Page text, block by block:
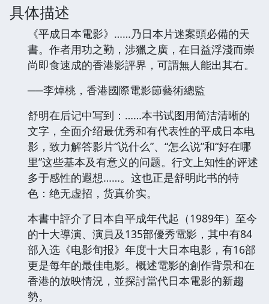
具体描述
《平成日本電影》……乃日本片迷案頭必備的天
書。作者用功之勤，涉獵之廣，在日益浮淺而崇
尚即食速成的香港影評界，可謂無人能出其右。
──李焯桃，香港國際電影節藝術總監
舒明在后记中写到：……本书试图用简洁清晰的
文字，全面介绍最优秀和有代表性的平成日本电
影，致力解答影片“说什么”、“怎么说”和“好在哪
里”这些基本及有意义的问题。行文上知性的评述
多于感性的遐想……。这也正是舒明此书的特
色：绝无虚招，货真价实。
本書中評介了日本自平成年代起（1989年）至今
的十大導演、演員及135部優秀電影，其中有84
部入选《电影旬报》年度十大日本电影，有16部
更是每年的最佳电影。概述電影的創作背景和在
香港的放映情況，並探討當代日本電影的新趨
勢。